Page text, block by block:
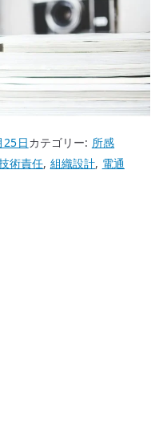
25日カテゴリー: 所感
術責任, 組織設計, 電通